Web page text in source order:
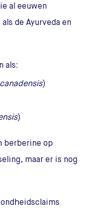
al eeuwen
de Ayurveda en
als:
)
)
berberine op
maar er is nog